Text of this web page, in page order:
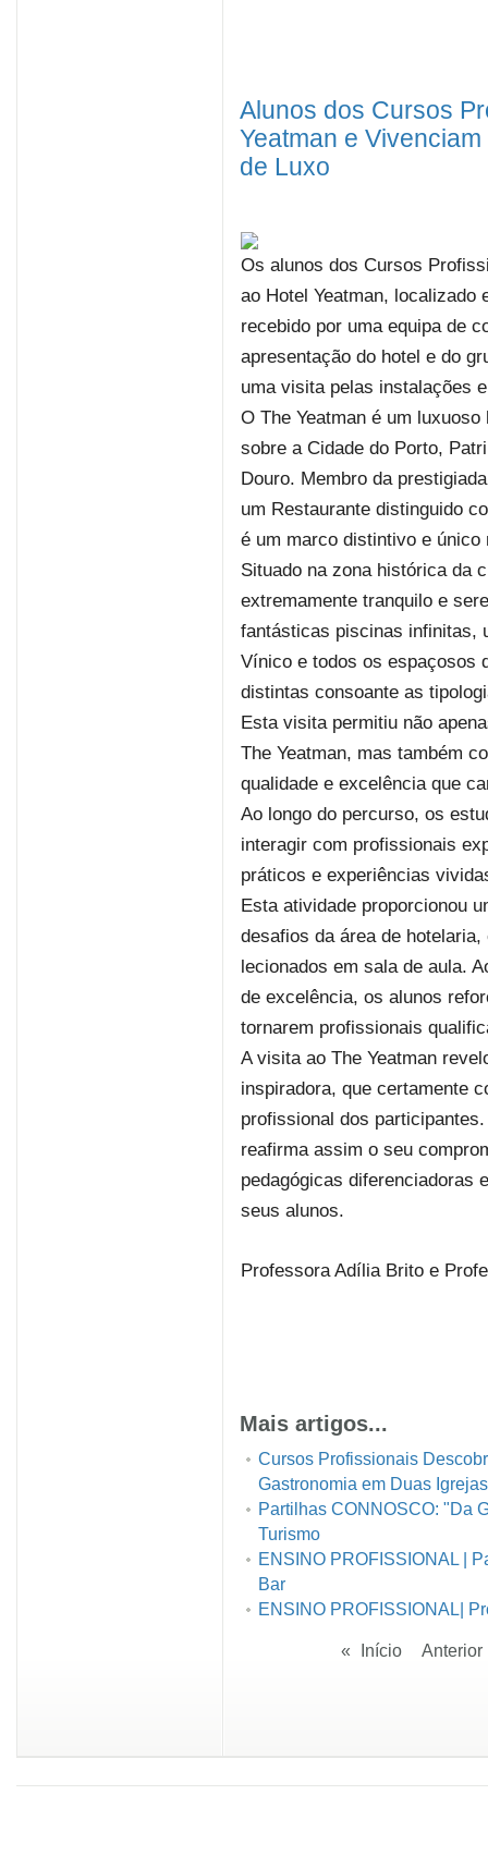
Alunos dos Cursos
Yeatman e
de Luxo
Os alunos dos Cursos
ao Hotel Yeatman, localizado
recebido por uma equipa de
apresentação do hotel e do
uma visita pelas instalações
O The Yeatman é um
sobre a Cidade do Porto,
Douro. Membro da
um Restaurante distinguido
é um marco distintivo e único
Situado na zona histórica da
extremamente tranquilo e
fantásticas piscinas infinitas,
Vínico e todos os espaçosos
distintas consoante as
Esta visita permitiu não
The Yeatman, mas também
qualidade e excelência que
Ao longo do percurso, os
interagir com profissionais
práticos e experiências
Esta atividade proporcionou
desafios da área de
lecionados em sala de aula.
de excelência, os alunos
tornarem profissionais
A visita ao The Yeatman
inspiradora, que certamente
profissional dos
reafirma assim o seu
pedagógicas diferenciadoras
seus alunos.
Professora Adília Brito e
Mais artigos...
Cursos Profissionais
Gastronomia em Duas
Partilhas CONNOSCO: "Da
Turismo
ENSINO PROFISSIONAL |
Bar
ENSINO PROFISSIONAL|
« Início Anterior